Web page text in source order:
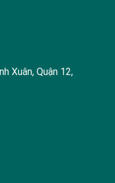
Xuân, Quận 12,